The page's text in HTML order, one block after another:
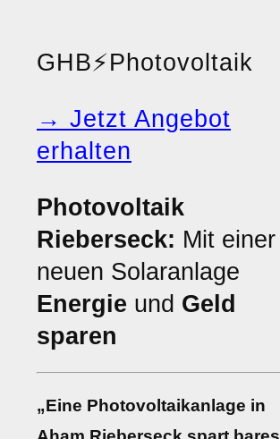
GHB⚡Photovoltaik
→ Jetzt Angebot
erhalten
Photovoltaik
Rieberseck: Mit einer
neuen Solaranlage
Energie und Geld
sparen
„Eine Photovoltaikanlage in